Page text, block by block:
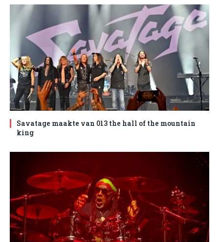
Savatage maakte van 013 the hall of the mountain
king